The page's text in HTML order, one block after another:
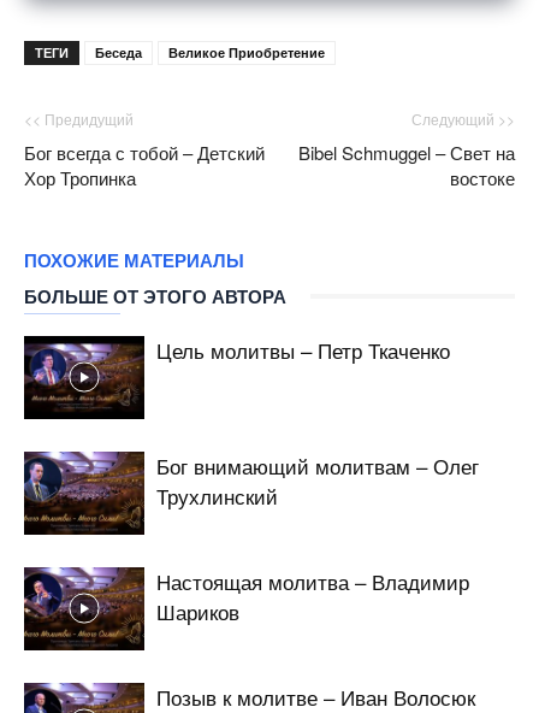
ТЕГИ Беседа Великое Приобретение
<< Предидущий
Бог всегда с тобой – Детский
Хор Тропинка
Следующий >>
Bibel Schmuggel – Свет на
востоке
ПОХОЖИЕ МАТЕРИАЛЫ
БОЛЬШЕ ОТ ЭТОГО АВТОРА
Цель молитвы – Петр Ткаченко
Бог внимающий молитвам – Олег
Трухлинский
Настоящая молитва – Владимир
Шариков
Позыв к молитве – Иван Волосюк